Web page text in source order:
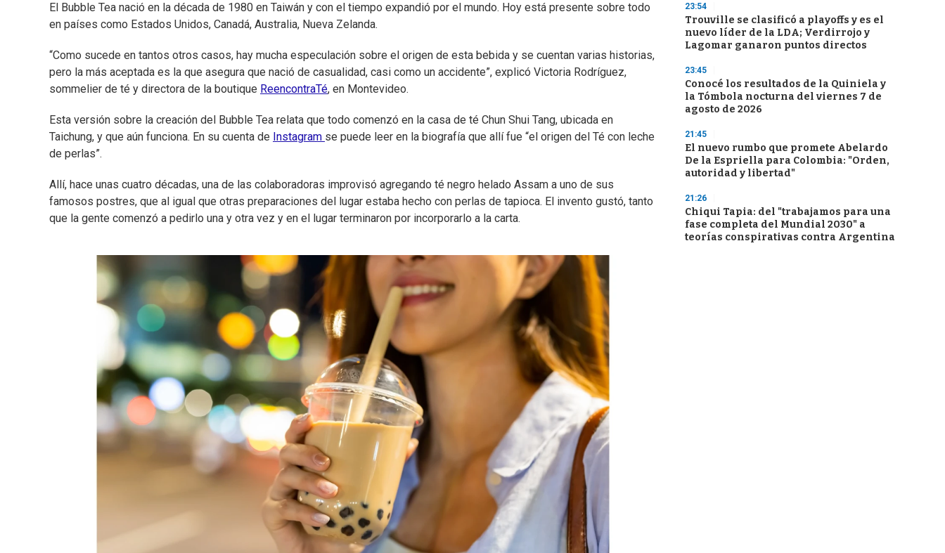
El Bubble Tea nació en la década de 1980 en Taiwán y con el tiempo expandió por el mundo. Hoy está presente sobre todo
en países como Estados Unidos, Canadá, Australia, Nueva Zelanda.
“Como sucede en tantos otros casos, hay mucha especulación sobre el origen de esta bebida y se cuentan varias historias,
pero la más aceptada es la que asegura que nació de casualidad, casi como un accidente”, explicó Victoria Rodríguez,
sommelier de té y directora de la boutique ReencontraTé, en Montevideo.
Esta versión sobre la creación del Bubble Tea relata que todo comenzó en la casa de té Chun Shui Tang, ubicada en
Taichung, y que aún funciona. En su cuenta de Instagram se puede leer en la biografía que allí fue “el origen del Té con leche
de perlas”.
Allí, hace unas cuatro décadas, una de las colaboradoras improvisó agregando té negro helado Assam a uno de sus
famosos postres, que al igual que otras preparaciones del lugar estaba hecho con perlas de tapioca. El invento gustó, tanto
que la gente comenzó a pedirlo una y otra vez y en el lugar terminaron por incorporarlo a la carta.
23:54
Trouville se clasificó a playoffs y es el
nuevo líder de la LDA; Verdirrojo y
Lagomar ganaron puntos directos
23:45
Conocé los resultados de la Quiniela y
la Tómbola nocturna del viernes 7 de
agosto de 2026
21:45
El nuevo rumbo que promete Abelardo
De la Espriella para Colombia: "Orden,
autoridad y libertad"
21:26
Chiqui Tapia: del "trabajamos para una
fase completa del Mundial 2030" a
teorías conspirativas contra Argentina